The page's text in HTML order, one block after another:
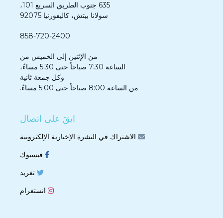
635 جنوب الطريق السريع 101،
سولانا بيتش، كاليفورنيا 92075
858-720-2400
من الإثنين إلى الخميس من
الساعة 7:30 صباحاً حتى 5:30 مساءً،
وكل جمعة ثانية
من الساعة 8:00 صباحاً حتى 5:00 مساءً.
ابقَ على اتصال
الاشتراك في النشرة الإخبارية الإلكترونية
فيسبوك
تغريد
انستغرام